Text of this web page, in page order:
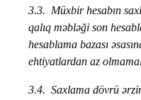
3.3. Müxbir hesabın
qalıq məbləği son
hesablama bazası
ehtiyatlardan az
3.4. Saxlama dövrü